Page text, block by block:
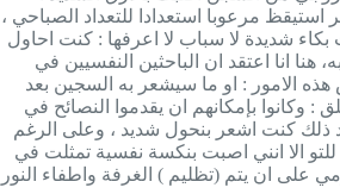
استيقظ مرعوبا استعدادا للتعداد الصباحي ،
شديدة لا سباب لا اعرفها : كنت احاول
هنا انا اعتقد ان الباحثين النفسيين في
الامور : او ما سيشعر به السجين بعد
: وكانوا بإمكانهم ان يقدموا النصائح في
ذلك كنت اشعر بنحول شديد ، وعلى الرغم
الا انني اصبت بنكسة نفسية تمثلت في
على ان يتم (تظليم ) الغرفة واطفاء النور